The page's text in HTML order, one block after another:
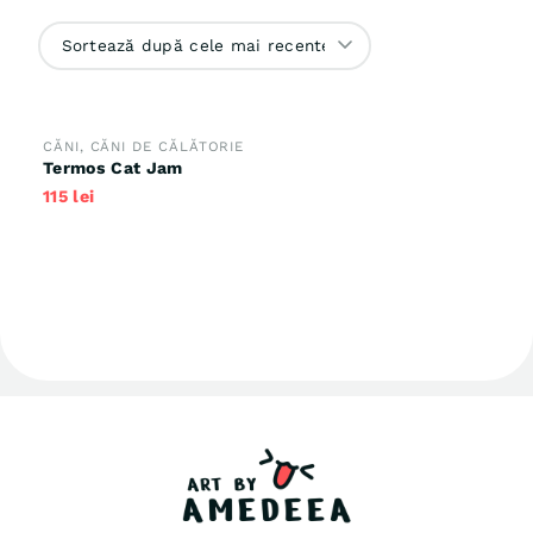
CĂNI , CĂNI DE CĂLĂTORIE
Termos Cat Jam
115 lei